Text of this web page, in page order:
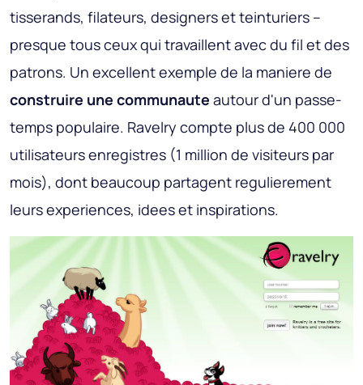
tisserands, filateurs, designers et teinturiers –
presque tous ceux qui travaillent avec du fil et des
patrons. Un excellent exemple de la maniere de
construire une communaute autour d'un passe-
temps populaire. Ravelry compte plus de 400 000
utilisateurs enregistres (1 million de visiteurs par
mois), dont beaucoup partagent regulierement
leurs experiences, idees et inspirations.